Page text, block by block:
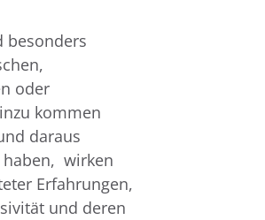
besonders
oder
kommen
daraus
haben, wirken
Erfahrungen,
und deren